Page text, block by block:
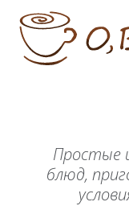
Простые
блюд,